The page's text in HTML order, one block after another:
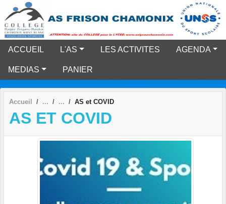
ACCUEIL L'AS LES ACTIVITES AGENDA
MEDIAS PANIER
Accueil AS et COVID
AS ET COVID
Panneau de gestion des cookies